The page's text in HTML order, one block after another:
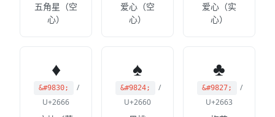
五角星（空
心）
爱心（空
心）
爱心（实
心）
♦
&#9830;
/
U+2666
♠
&#9824;
/
U+2660
♣
&#9827;
/
U+2663